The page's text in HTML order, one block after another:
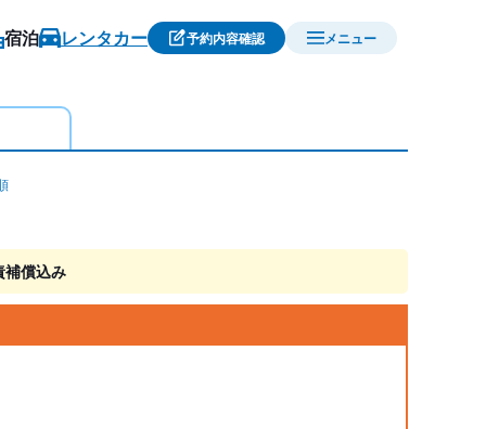
宿泊 レンタカー 予約内容確認 メニュー
補償込み